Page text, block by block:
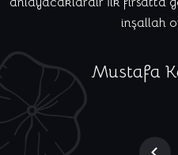
inşallah
Mustafa